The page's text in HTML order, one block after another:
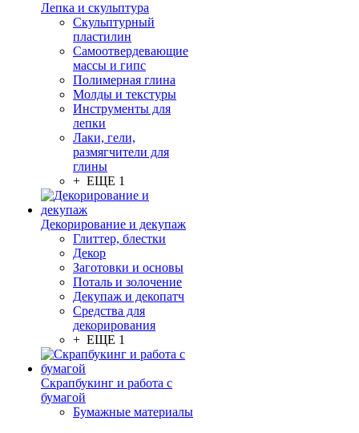
Лепка и скульптура
Скульптурный
пластилин
Самоотвердевающие
массы и гипс
Полимерная глина
Молды и текстуры
Инструменты для
лепки
Лаки, гели,
размягчители для
глины
+ ЕЩЕ 1
Декорирование и декупаж
Глиттер, блестки
Декор
Заготовки и основы
Поталь и золочение
Декупаж и декопатч
Средства для
декорирования
+ ЕЩЕ 1
Скрапбукинг и работа с
бумагой
Бумажные материалы